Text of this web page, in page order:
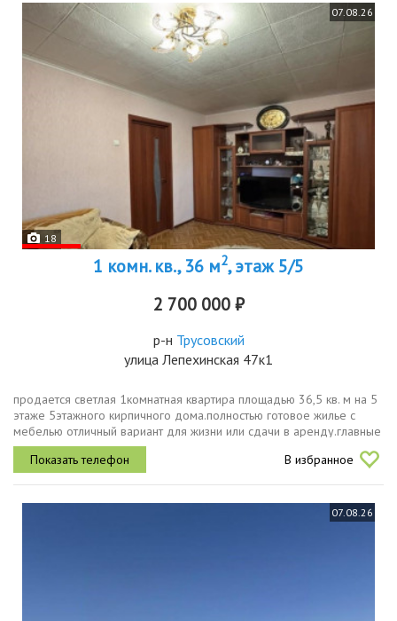
07.08.26
18
1 комн. кв., 36 м2, этаж 5/5
2 700 000 ₽
р-н Трусовский
улица Лепехинская 47к1
продается светлая 1комнатная квартира площадью 36,5 кв. м на 5
этаже 5этажного кирпичного дома.полностью готовое жилье с
мебелью отличный вариант для жизни или сдачи в аренду.главные
преимуществадокументы 1 взрослый собственник, чистая
продажа,...
В избранное
07.08.26